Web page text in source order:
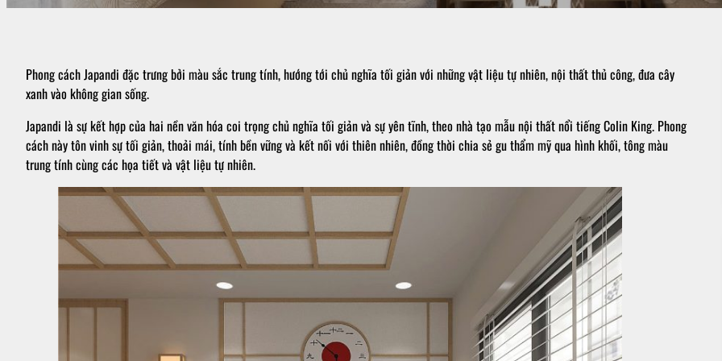
Phong cách Japandi đặc trưng bởi màu sắc trung tính, hướng tới chủ nghĩa tối giản với những vật liệu tự nhiên, nội thất thủ công, đưa cây
xanh vào không gian sống.
Japandi là sự kết hợp của hai nền văn hóa coi trọng chủ nghĩa tối giản và sự yên tĩnh, theo nhà tạo mẫu nội thất nổi tiếng Colin King. Phong
cách này tôn vinh sự tối giản, thoải mái, tính bền vững và kết nối với thiên nhiên, đồng thời chia sẻ gu thẩm mỹ qua hình khối, tông màu
trung tính cùng các họa tiết và vật liệu tự nhiên.